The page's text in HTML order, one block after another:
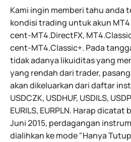
Kami ingin memberi tahu anda
kondisi trading untuk akun
cent-MT4.DirectFX,
cent-MT4.Classic+. Pada
tidak adanya likuiditas yang
yang rendah dari trader,
akan dikeluarkan dari daftar
USDCZK, USDHUF, USDILS,
EURILS, EURPLN. Harap
Juni 2015, perdagangan
dialihkan ke mode "Hanya